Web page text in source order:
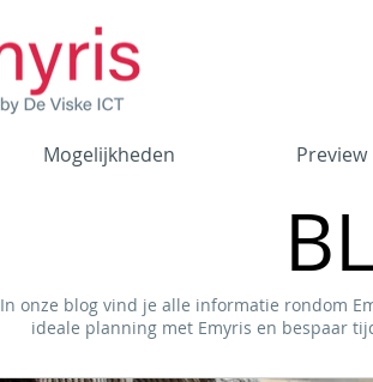
Mogelijkheden Preview
In onze blog vind je alle informatie rondom
ideale planning met Emyris en bespaar